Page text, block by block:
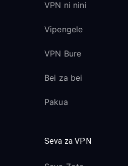
VPN ni nini
Vipengele
VPN Bure
Bei za bei
Pakua
Seva za VPN